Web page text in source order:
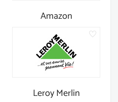
Amazon
Leroy Merlin